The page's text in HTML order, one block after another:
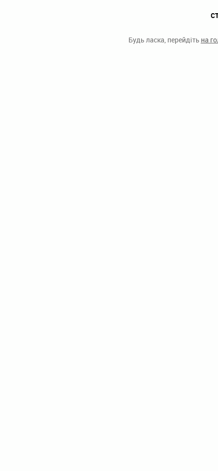
Будь ласка, перейдіть на